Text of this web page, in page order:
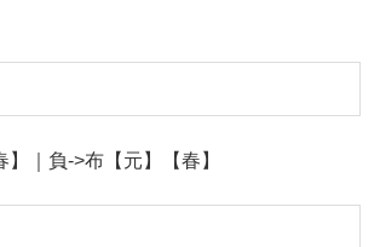
｜負->布【元】【春】